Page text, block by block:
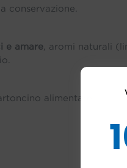
conservazione.
e amare , aromi naturali
alimentare